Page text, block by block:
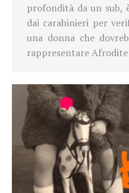
profondità da un sub,
dai carabinieri per
una donna che
rappresentare Afrodite